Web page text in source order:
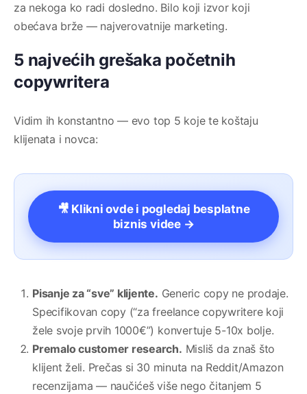
za nekoga ko radi dosledno. Bilo koji izvor koji
obećava brže — najverovatnije marketing.
5 najvećih grešaka početnih
copywritera
Vidim ih konstantno — evo top 5 koje te koštaju
klijenata i novca:
🎥 Klikni ovde i pogledaj besplatne
biznis videe →
Pisanje za “sve” klijente. Generic copy ne prodaje.
Specifikovan copy (“za freelance copywritere koji
žele svoje prvih 1000€”) konvertuje 5-10x bolje.
Premalo customer research. Misliš da znaš što
klijent želi. Prečas si 30 minuta na Reddit/Amazon
recenzijama — naučićeš više nego čitanjem 5